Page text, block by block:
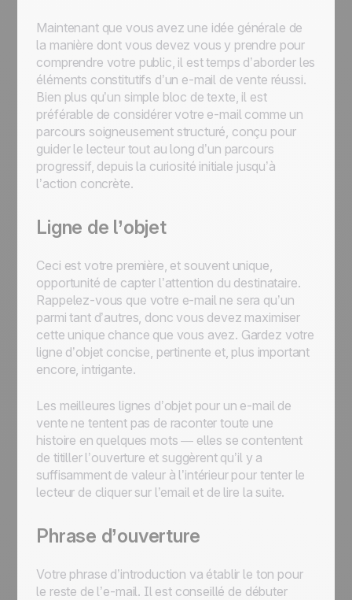
Maintenant que vous avez une idée générale de
la manière dont vous devez vous y prendre pour
comprendre votre public, il est temps d’aborder les
éléments constitutifs d’un e-mail de vente réussi.
Bien plus qu’un simple bloc de texte, il est
préférable de considérer votre e-mail comme un
parcours soigneusement structuré, conçu pour
guider le lecteur tout au long d’un parcours
progressif, depuis la curiosité initiale jusqu’à
l’action concrète.
Ligne de l’objet
Ceci est votre première, et souvent unique,
opportunité de capter l’attention du destinataire.
Rappelez-vous que votre e-mail ne sera qu’un
parmi tant d’autres, donc vous devez maximiser
cette unique chance que vous avez. Gardez votre
ligne d’objet concise, pertinente et, plus important
encore, intrigante.
Les meilleures lignes d’objet pour un e-mail de
vente ne tentent pas de raconter toute une
histoire en quelques mots — elles se contentent
de titiller l’ouverture et suggèrent qu’il y a
suffisamment de valeur à l’intérieur pour tenter le
lecteur de cliquer sur l’email et de lire la suite.
Phrase d’ouverture
Votre phrase d’introduction va établir le ton pour
le reste de l’e-mail. Il est conseillé de débuter